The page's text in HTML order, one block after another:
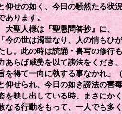
仰せの如く、今日の騒然たる状
あります。
聖人様は『聖愚問答抄』に、
今の世は濁世なり、人の情もひ
し。此の時は読誦・書写の修行
あらば威勢を以て謗法をくだき
を得て一向に執する事なかれ」
仰せられ、今日の如き謗法の害
を映し出している時、まさにか
なる行動をもって、一人でも多